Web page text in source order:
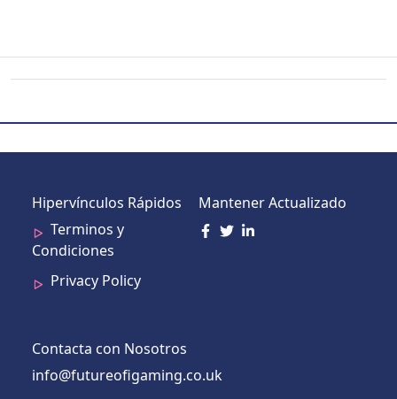
Hipervínculos Rápidos
Terminos y
Condiciones
Privacy Policy
Mantener Actualizado
Contacta con Nosotros
info@futureofigaming.co.uk